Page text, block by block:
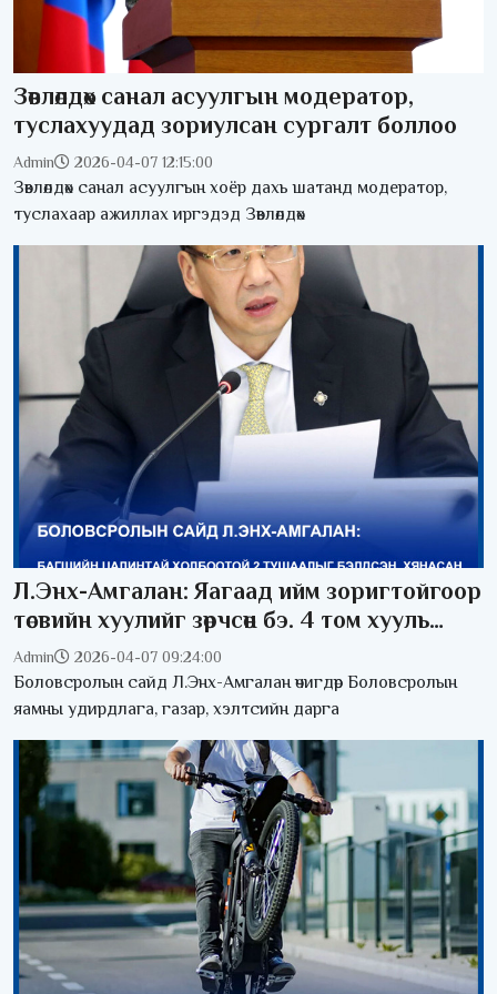
Зөвлөлдөх санал асуулгын модератор,
туслахуудад зориулсан сургалт боллоо
Admin 2026-04-07 12:15:00
Зөвлөлдөх санал асуулгын хоёр дахь шатанд модератор,
туслахаар ажиллах иргэдэд Зөвлөлдөх
Л.Энх-Амгалан: Яагаад ийм зоригтойгоор
төсвийн хуулийг зөрчсөн бэ. 4 том хууль
зөрчсөн
Admin 2026-04-07 09:24:00
Боловсролын сайд Л.Энх-Амгалан өчигдөр Боловсролын
яамны удирдлага, газар, хэлтсийн дарга